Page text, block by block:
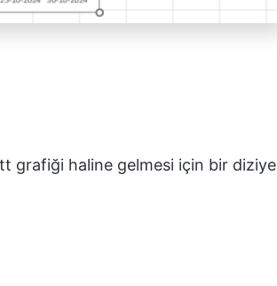
grafiği haline gelmesi için bir diziye